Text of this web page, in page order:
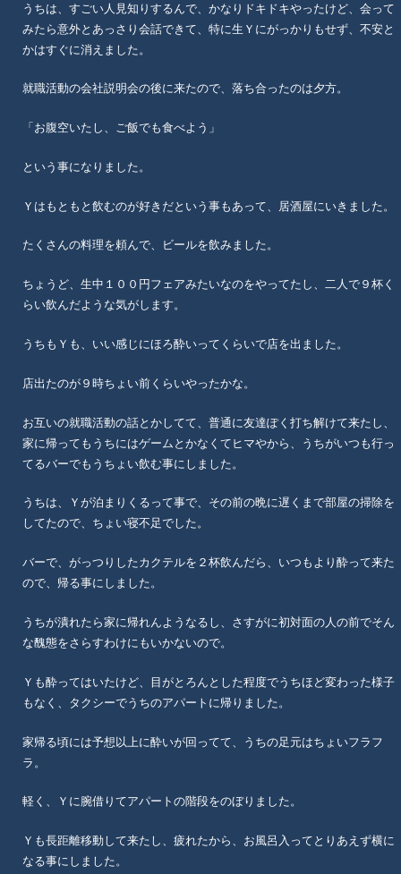
うちは、すごい人見知りするんで、かなりドキドキやったけど、会って
みたら意外とあっさり会話できて、特に生Ｙにがっかりもせず、不安と
かはすぐに消えました。
就職活動の会社説明会の後に来たので、落ち合ったのは夕方。
「お腹空いたし、ご飯でも食べよう」
という事になりました。
Ｙはもともと飲むのが好きだという事もあって、居酒屋にいきました。
たくさんの料理を頼んで、ビールを飲みました。
ちょうど、生中１００円フェアみたいなのをやってたし、二人で９杯く
らい飲んだような気がします。
うちもＹも、いい感じにほろ酔いってくらいで店を出ました。
店出たのが９時ちょい前くらいやったかな。
お互いの就職活動の話とかしてて、普通に友達ぽく打ち解けて来たし、
家に帰ってもうちにはゲームとかなくてヒマやから、うちがいつも行っ
てるバーでもうちょい飲む事にしました。
うちは、Ｙが泊まりくるって事で、その前の晩に遅くまで部屋の掃除を
してたので、ちょい寝不足でした。
バーで、がっつりしたカクテルを２杯飲んだら、いつもより酔って来た
ので、帰る事にしました。
うちが潰れたら家に帰れんようなるし、さすがに初対面の人の前でそん
な醜態をさらすわけにもいかないので。
Ｙも酔ってはいたけど、目がとろんとした程度でうちほど変わった様子
もなく、タクシーでうちのアパートに帰りました。
家帰る頃には予想以上に酔いが回ってて、うちの足元はちょいフラフ
ラ。
軽く、Ｙに腕借りてアパートの階段をのぼりました。
Ｙも長距離移動して来たし、疲れたから、お風呂入ってとりあえず横に
なる事にしました。